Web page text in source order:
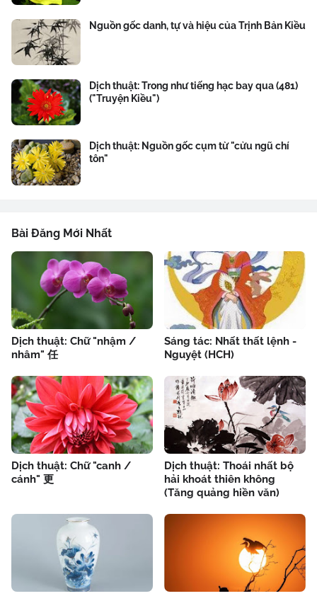
Nguồn gốc danh, tự và hiệu của Trịnh Bản Kiều
Dịch thuật: Trong như tiếng hạc bay qua (481)
("Truyện Kiều")
Dịch thuật: Nguồn gốc cụm từ "cửu ngũ chí
tôn"
Bài Đăng Mới Nhất
Dịch thuật: Chữ "nhậm /
nhâm" 任
Sáng tác: Nhất thất lệnh -
Nguyệt (HCH)
Dịch thuật: Chữ "canh /
cánh" 更
Dịch thuật: Thoái nhất bộ
hải khoát thiên không
(Tăng quảng hiền văn)